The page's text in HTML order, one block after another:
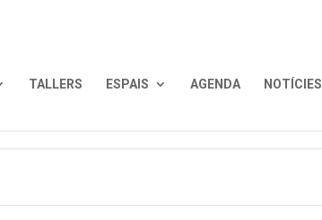
TALLERS ESPAIS AGENDA NOTÍCIES